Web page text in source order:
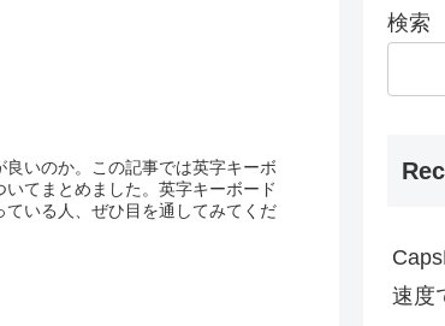
いのか。この記事では英字キーボ
てまとめました。英字キーボード
いる人、ぜひ目を通してみてくだ
検索
速度